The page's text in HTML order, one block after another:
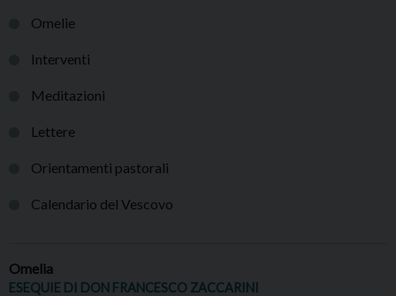
Omelie
Interventi
Meditazioni
Lettere
Orientamenti pastorali
Calendario del Vescovo
Omelia
ESEQUIE DI DON FRANCESCO ZACCARINI